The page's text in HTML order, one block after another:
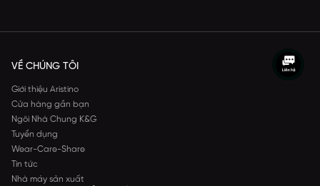
VỀ CHÚNG TÔI
Giới thiệu Aristino
Cửa hàng gần bạn
Ngôi Nhà Chung K&G
Tuyển dụng
Wear-Care-Share
Tin tức
Nhà máy sản xuất